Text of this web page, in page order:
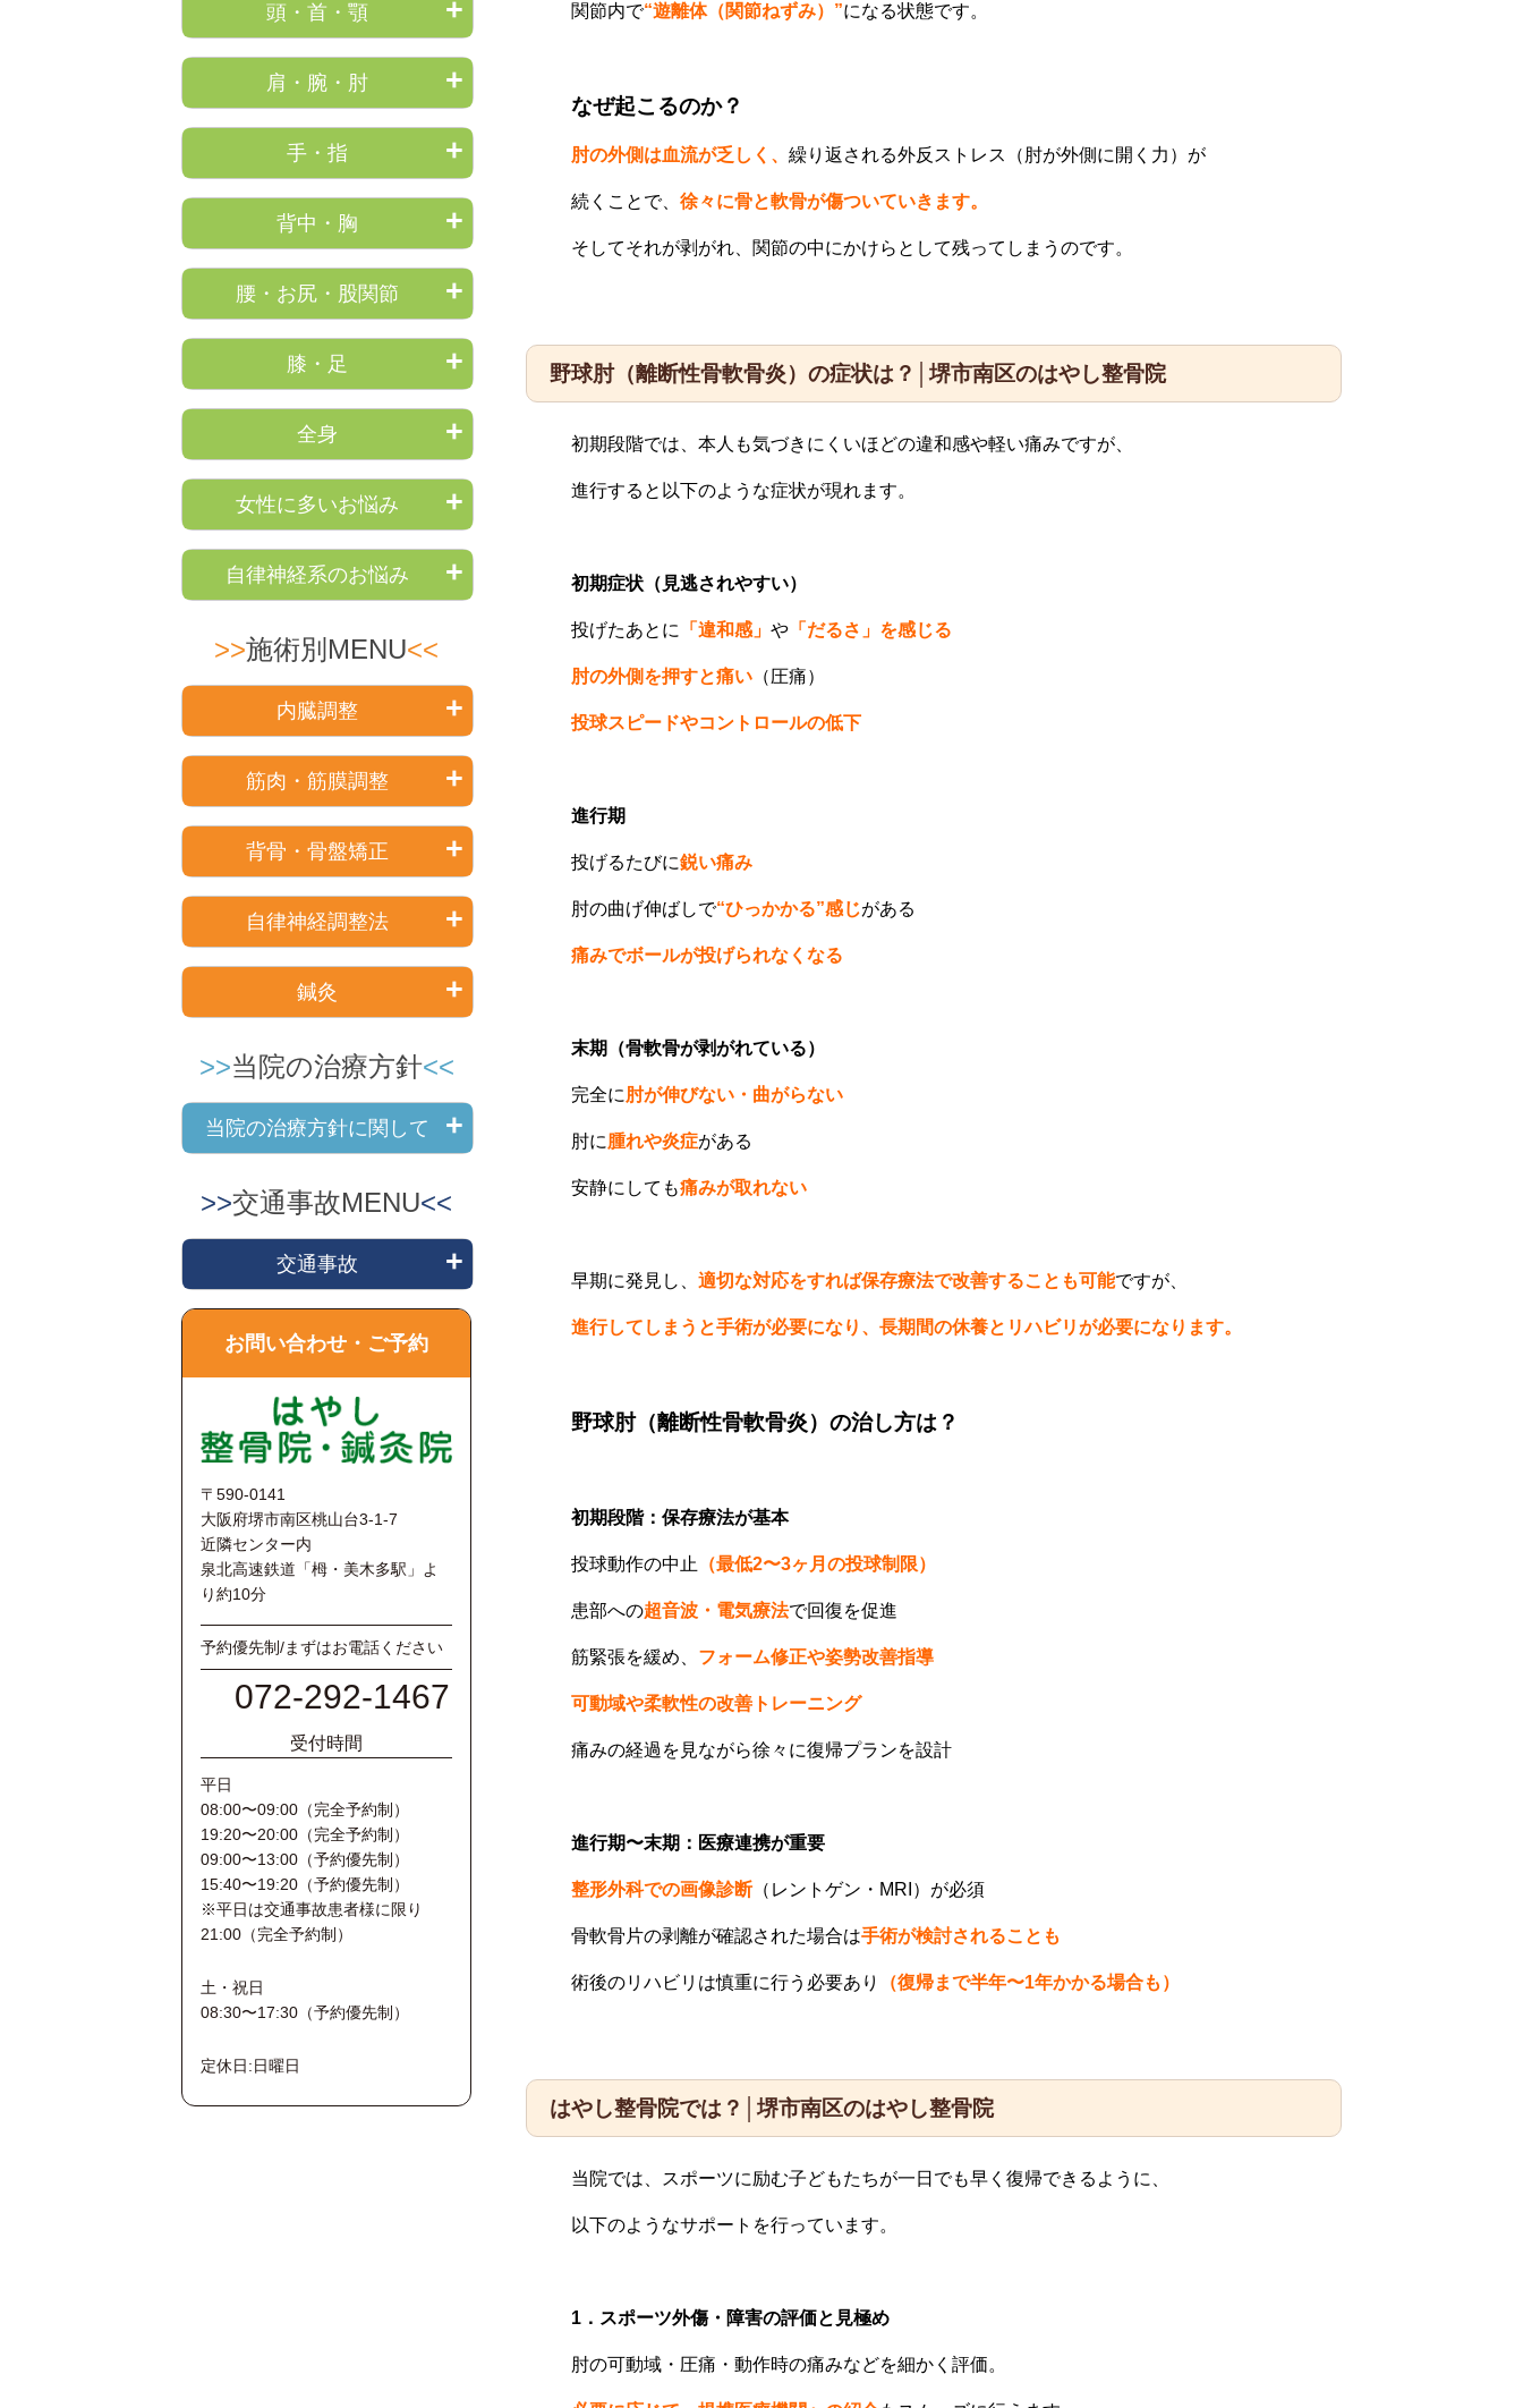
関節内で“遊離体（関節ねずみ）”になる状態です。
なぜ起こるのか？
肘の外側は血流が乏しく、 繰り返される外反ストレス（肘が外側に開く力）が
続くことで、 徐々に骨と軟骨が傷ついていきます。
そしてそれが剥がれ、関節の中にかけらとして残ってしまうのです。
野球肘（離断性骨軟骨炎）の症状は？│堺市南区のはやし整骨院
初期段階では、本人も気づきにくいほどの違和感や軽い痛みですが、
進行すると以下のような症状が現れます。
初期症状（見逃されやすい）
投げたあとに 「違和感」 や 「だるさ」を感じる
肘の外側を押すと痛い （圧痛）
投球スピードやコントロールの低下
進行期
投げるたびに鋭い痛み
肘の曲げ伸ばしで“ひっかかる”感じがある
痛みでボールが投げられなくなる
末期（骨軟骨が剥がれている）
完全に肘が伸びない・曲がらない
肘に腫れや炎症がある
安静にしても痛みが取れない
早期に発見し、 適切な対応をすれば保存療法で改善することも可能ですが、
進行してしまうと手術が必要になり、長期間の休養とリハビリが必要になります。
野球肘（離断性骨軟骨炎）の治し方は？
初期段階：保存療法が基本
投球動作の中止 （最低2〜3ヶ月の投球制限）
患部への超音波・電気療法で回復を促進
筋緊張を緩め、 フォーム修正や姿勢改善指導
可動域や柔軟性の改善トレーニング
痛みの経過を見ながら徐々に復帰プランを設計
進行期〜末期：医療連携が重要
整形外科での画像診断（レントゲン・MRI）が必須
骨軟骨片の剥離が確認された場合は手術が検討されることも
術後のリハビリは慎重に行う必要あり （復帰まで半年〜1年かかる場合も）
はやし整骨院では？│堺市南区のはやし整骨院
当院では、スポーツに励む子どもたちが一日でも早く復帰できるように、
以下のようなサポートを行っています。
1．スポーツ外傷・障害の評価と見極め
肘の可動域・圧痛・動作時の痛みなどを細かく評価。
頭・首・顎
肩・腕・肘
手・指
背中・胸
腰・お尻・股関節
膝・足
全身
女性に多いお悩み
自律神経系のお悩み
施術別MENU
内臓調整
筋肉・筋膜調整
背骨・骨盤矯正
自律神経調整法
鍼灸
当院の治療方針
当院の治療方針に関して
交通事故MENU
交通事故
お問い合わせ・ご予約
〒590-0141
大阪府堺市南区桃山台3-1-7
近隣センター内
泉北高速鉄道「栂・美木多駅」よ
り約10分
予約優先制/まずはお電話ください
072-292-1467
受付時間
平日
08:00〜09:00（完全予約制）
19:20〜20:00（完全予約制）
09:00〜13:00（予約優先制）
15:40〜19:20（予約優先制）
※平日は交通事故患者様に限り
21:00（完全予約制）
土・祝日
08:30〜17:30（予約優先制）
定休日:日曜日